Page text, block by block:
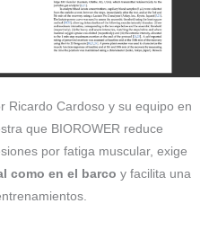
Ricardo Cardoso y su equipo en
que BIOROWER reduce
por fatiga muscular, exige
como en el barco y facilita una